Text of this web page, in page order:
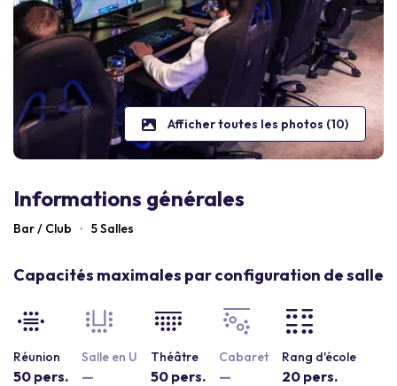
Afficher toutes les photos (10)
Informations générales
Bar / Club · 5 Salles
Capacités maximales par configuration de salle
Réunion
50 pers.
Salle en U
—
Théâtre
50 pers.
Cabaret
—
Rang d'école
20 pers.